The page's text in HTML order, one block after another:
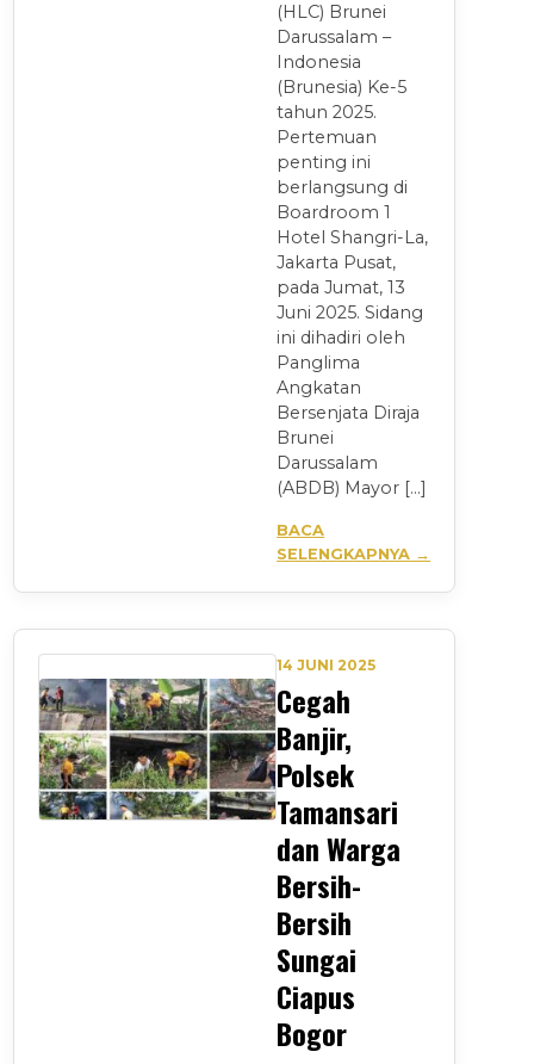
(HLC) Brunei
Darussalam –
Indonesia
(Brunesia) Ke-5
tahun 2025.
Pertemuan
penting ini
berlangsung di
Boardroom 1
Hotel Shangri-La,
Jakarta Pusat,
pada Jumat, 13
Juni 2025. Sidang
ini dihadiri oleh
Panglima
Angkatan
Bersenjata Diraja
Brunei
Darussalam
(ABDB) Mayor […]
BACA
SELENGKAPNYA →
14 JUNI 2025
Cegah
Banjir,
Polsek
Tamansari
dan Warga
Bersih-
Bersih
Sungai
Ciapus
Bogor